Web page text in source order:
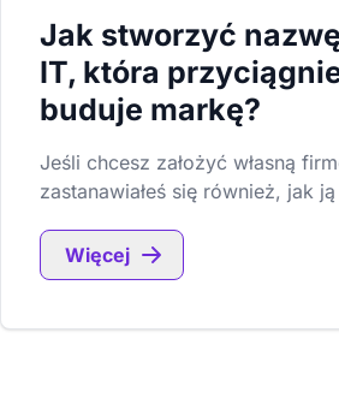
Jak stworzyć
IT, która
buduje markę?
Jeśli chcesz założyć własną
zastanawiałeś się również, jak
Więcej